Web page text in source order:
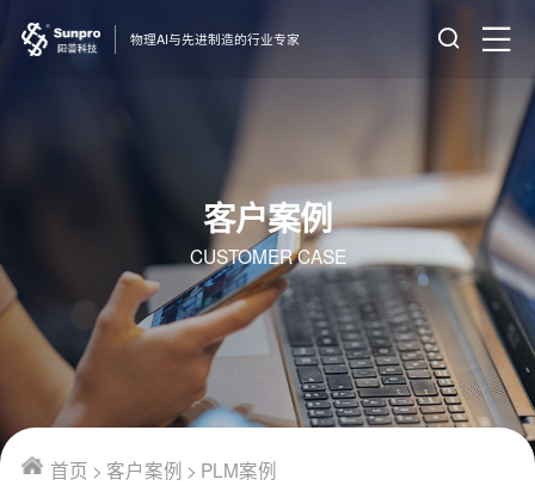
物理AI与先进制造的行业专家
客户案例
CUSTOMER CASE
首页 > 客户案例 > PLM案例